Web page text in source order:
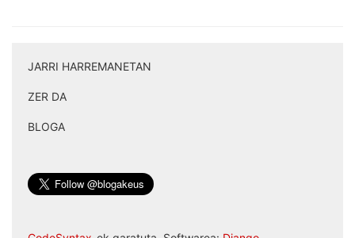
JARRI HARREMANETAN
ZER DA
BLOGA